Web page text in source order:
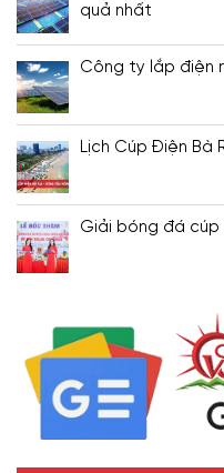
quả nhất
Công ty lắp điện
Lịch Cúp Điện Bà
Giải bóng đá cúp